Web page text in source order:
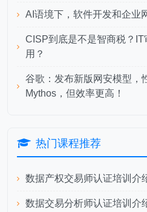
AI语境下，软件开发和企业
CISP到底是不是智商税？
用？
谷歌：发布新版网安模型，
Mythos，但效率更高！
热门课程推荐
数据产权交易师认证培训介
数据交易分析师认证培训介